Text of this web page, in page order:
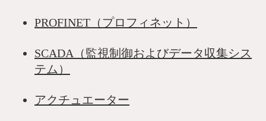
PROFINET（プロフィネット）
SCADA（監視制御およびデータ収集シス
テム）
アクチュエーター